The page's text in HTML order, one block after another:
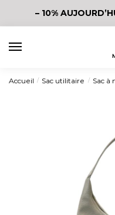
– 10%
Accueil / Sac utilitaire / Sac à